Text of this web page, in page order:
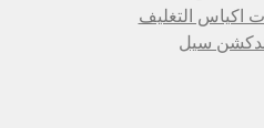
اكياس التغليف
سيل